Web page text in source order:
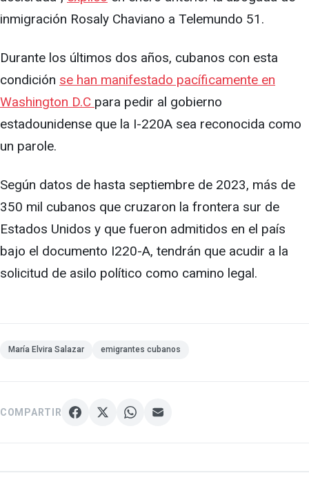
inmigración Rosaly Chaviano a Telemundo 51.
Durante los últimos dos años, cubanos con esta
condición se han manifestado pacíficamente en
Washington D.C para pedir al gobierno
estadounidense que la I-220A sea reconocida como
un parole.
Según datos de hasta septiembre de 2023, más de
350 mil cubanos que cruzaron la frontera sur de
Estados Unidos y que fueron admitidos en el país
bajo el documento I220-A, tendrán que acudir a la
solicitud de asilo político como camino legal.
María Elvira Salazar emigrantes cubanos
COMPARTIR